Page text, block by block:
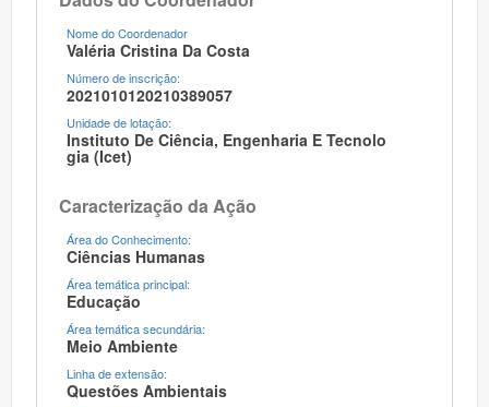
Nome do Coordenador
Valéria Cristina Da Costa
Número de inscrição:
2021010120210389057
Unidade de lotação:
Instituto De Ciência, Engenharia E Tecnolo
Gia (icet)
Caracterização da Ação
Área do Conhecimento:
Ciências Humanas
Área temática principal:
Educação
Área temática secundária:
Meio Ambiente
Linha de extensão:
Questões Ambientais